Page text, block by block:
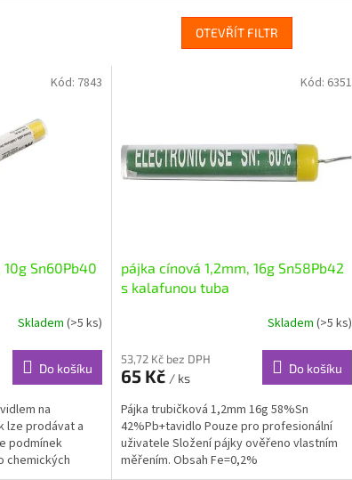
OTEVŘÍT FILTR
Sn60Pb40
Skladem (>5 ks)
Do košíku
na
lze prodávat a
podmínek
chemických
Kód: 7843
pájka cínová 1,2mm, 16g Sn58Pb42
s kalafunou tuba
Skladem (>5 ks)
53,72 Kč bez DPH
65 Kč / ks
Do košíku
Pájka trubičková 1,2mm 16g 58%Sn
42%Pb+tavidlo Pouze pro profesionální
uživatele Složení pájky ověřeno vlastním
měřením. Obsah Fe=0,2%
Kód: 6351